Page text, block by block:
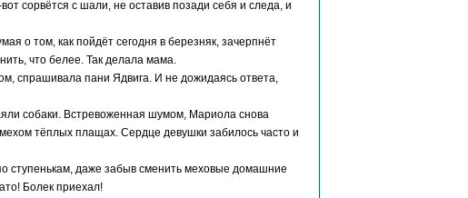
сорвётся с шали, не оставив позади себя и следа, и
о том, как пойдёт сегодня в березняк, зачерпнёт
что белее. Так делала мама.
спрашивала пани Ядвига. И не дожидаясь ответа,
собаки. Встревоженная шумом, Мариола снова
тёплых плащах. Сердце девушки забилось часто и
ступенькам, даже забыв сменить меховые домашние
Болек приехал!